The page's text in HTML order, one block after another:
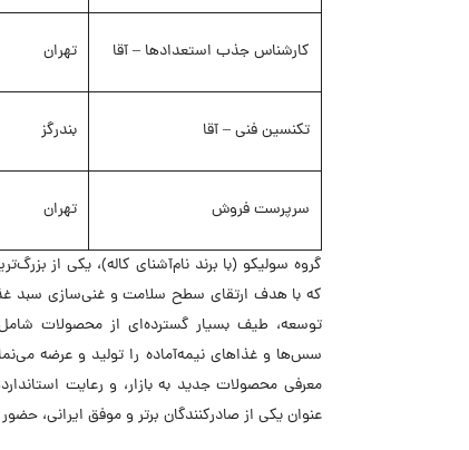
کارشناس جذب استعدادها – آقا تهران
تکنسین فنی – آقا بندرگز
سرپرست فروش تهران
گروه سولیکو (با برند نام‌آشنای کاله)، یکی از
که با هدف ارتقای سطح سلامت و غنی‌سازی سبد
توسعه، طیف بسیار گسترده‌ای از محصولات شامل
سس‌ها و غذاهای نیمه‌آماده را تولید و عرضه
معرفی محصولات جدید به بازار، و رعایت
عنوان یکی از صادرکنندگان برتر و موفق ایرانی،